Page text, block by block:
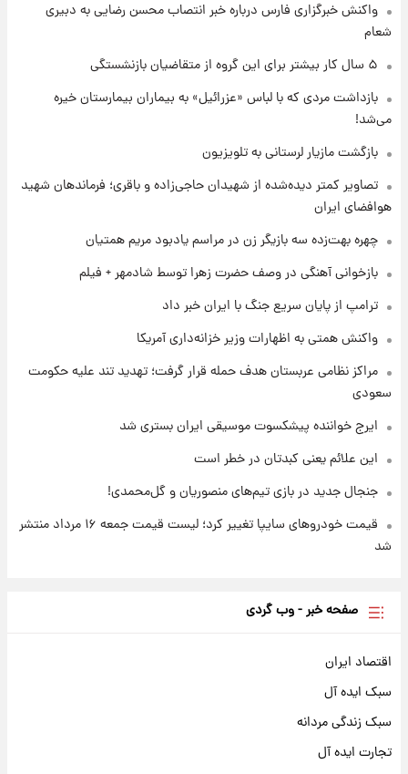
قیمت‌ها تغییر کرد
+جدول
پشت پرده عکس جدید ترامپ؛ مقام آمریکایی
درباره وضعیت او چه گفت؟
۱ روز پیش
یک پیش‌بینی مهم از آینده بازار طلا
واکنش خبرگزاری فارس درباره خبر انتصاب محسن رضایی به دبیری
شعام
۵ سال کار بیشتر برای این گروه از متقاضیان بازنشستگی
بازداشت مردی که با لباس «عزرائیل» به بیماران بیمارستان خیره
می‌شد!
بازگشت مازیار لرستانی به تلویزیون
تصاویر کمتر دیده‌شده از شهیدان حاجی‌زاده و باقری؛ فرماندهان شهید
هوافضای ایران
چهره بهت‌زده سه بازیگر زن در مراسم یادبود مریم همتیان
بازخوانی آهنگی در وصف حضرت زهرا توسط شادمهر + فیلم
ترامپ از پایان سریع جنگ با ایران خبر داد
واکنش همتی به اظهارات وزیر خزانه‌داری آمریکا
مراکز نظامی عربستان هدف حمله قرار گرفت؛ تهدید تند علیه حکومت
سعودی
ایرج خواننده پیشکسوت موسیقی ایران بستری شد
این علائم یعنی کبدتان در خطر است
جنجال جدید در بازی تیم‌های منصوریان و گل‌محمدی!
قیمت خودروهای سایپا تغییر کرد؛ لیست قیمت جمعه ۱۶ مرداد منتشر
شد
صفحه خبر - وب گردی
اقتصاد ایران
سبک ایده آل
سبک زندگی مردانه
تجارت ایده آل